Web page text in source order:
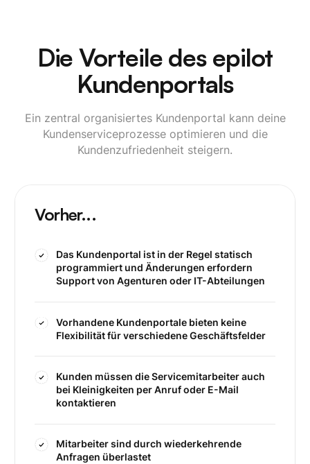
Die Vorteile des epilot
Kundenportals
Ein zentral organisiertes Kundenportal kann deine
Kundenserviceprozesse optimieren und die
Kundenzufriedenheit steigern.
Vorher...
Das Kundenportal ist in der Regel statisch
programmiert und Änderungen erfordern
Support von Agenturen oder IT-Abteilungen
Vorhandene Kundenportale bieten keine
Flexibilität für verschiedene Geschäftsfelder
Kunden müssen die Servicemitarbeiter auch
bei Kleinigkeiten per Anruf oder E-Mail
kontaktieren
Mitarbeiter sind durch wiederkehrende
Anfragen überlastet